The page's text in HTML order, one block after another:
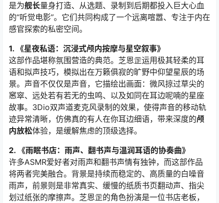
是为舰长量身打造、从选题、录制到后期都投入巨大心血
的“听觉电影”。它们共同构成了一个远离喧嚣、专注于内在
感官探索的私密空间。
1. 《星夜私语：沉浸式颅内按摩与星空叙事》
这部作品堪称氛围营造的典范。芝恩㱏运用极其轻柔的耳
语和拟声技巧，模拟出在万籁俱寂的旷野中仰望星辰的场
景。声音不仅仅是声音，它描绘出画面：微风掠过草尖的
窸窣、远处若有若无的虫鸣、以及如同在耳边呢喃的星座
故事。3Dio双声道麦克风录制的效果，使得声音的移动轨
迹异常清晰，仿佛真的有人在你耳边细语，带来深度的颅
内放松体验，是缓解焦虑的顶级选择。
2. 《雨眠书店：雨声、翻书声与温润耳语的协奏曲》
许多ASMR爱好者对雨声和翻书声情有独钟，而这部作品
将两者完美融合。背景是持续而稳定的、高质量的白噪音
雨声，前景则是非常真实、缓慢的纸质书页翻动声、指尖
划过纸张的摩擦声。芝恩㱏的角色扮演是一位书店老板，